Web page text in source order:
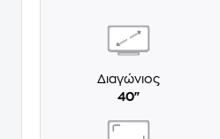
Διαγώνιος
40"